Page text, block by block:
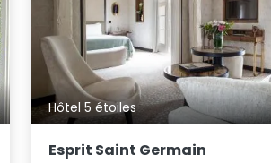
Hôtel 5 étoiles
Esprit Saint Germain